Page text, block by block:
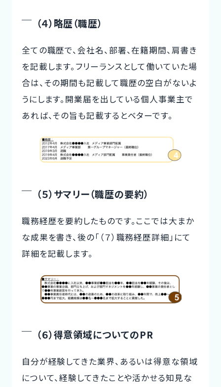
（４）略歴（職歴）
全ての職歴で、会社名、部署、在籍期間、肩書き
を記載します。フリーランスとして働いていた場
合は、その期間も記載して職歴の空白がないよ
うにします。開業届を出している個人事業主で
あれば、その旨も記載するとベターです。
（５）サマリー（職歴の要約）
職務経歴を要約したものです。ここでは大まか
な成果を書き、後の「（７）職務経歴詳細」にて
詳細を記載します。
（６）得意領域についてのPR
自分が経験してきた業界、あるいは得意な領域
について、経験してきたことや活かせる知見な